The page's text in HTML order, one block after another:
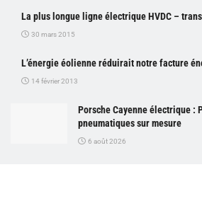
La plus longue ligne électrique HVDC –
30 mars 2015
L’énergie éolienne réduirait notre facture
14 février 2013
Porsche Cayenne électrique :
pneumatiques sur mesure
6 août 2026